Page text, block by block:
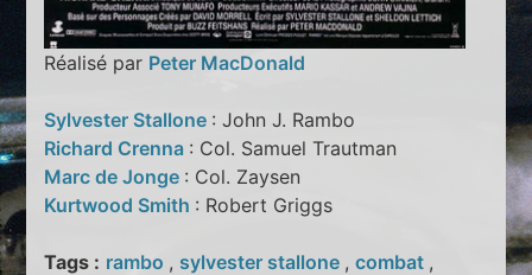
Réalisé par Peter MacDonald
Sylvester Stallone : John J. Rambo
Richard Crenna : Col. Samuel Trautman
Marc de Jonge : Col. Zaysen
Kurtwood Smith : Robert Griggs
Tags : rambo , sylvester stallone ,combat ,